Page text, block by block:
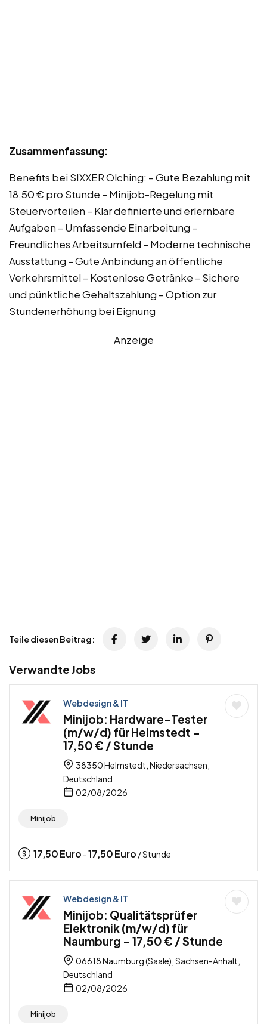
Zusammenfassung:
Benefits bei SIXXER Olching: – Gute Bezahlung mit
18,50 € pro Stunde – Minijob-Regelung mit
Steuervorteilen – Klar definierte und erlernbare
Aufgaben – Umfassende Einarbeitung –
Freundliches Arbeitsumfeld – Moderne technische
Ausstattung – Gute Anbindung an öffentliche
Verkehrsmittel – Kostenlose Getränke – Sichere
und pünktliche Gehaltszahlung – Option zur
Stundenerhöhung bei Eignung
Anzeige
Teile diesen Beitrag:
Verwandte Jobs
Webdesign & IT
Minijob: Hardware-Tester
(m/w/d) für Helmstedt –
17,50 € / Stunde
38350 Helmstedt, Niedersachsen,
Deutschland
02/08/2026
Minijob
17,50Euro -17,50Euro / Stunde
Webdesign & IT
Minijob: Qualitätsprüfer
Elektronik (m/w/d) für
Naumburg – 17,50 € / Stunde
06618 Naumburg (Saale), Sachsen-Anhalt,
Deutschland
02/08/2026
Minijob